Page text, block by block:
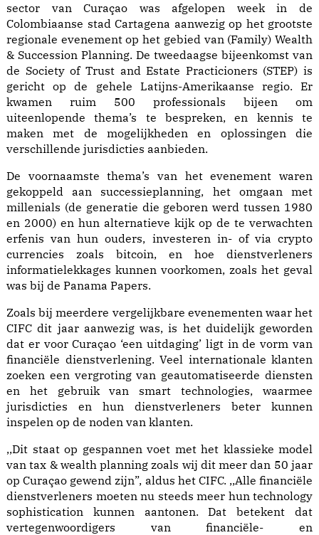
sector van Curaçao was afgelopen week in de
Colombiaanse stad Cartagena aanwezig op het grootste
regionale evenement op het gebied van (Family) Wealth
& Succession Planning. De tweedaagse bijeenkomst van
de Society of Trust and Estate Practicioners (STEP) is
gericht op de gehele Latijns-Amerikaanse regio. Er
kwamen ruim 500 professionals bijeen om
uiteenlopende thema’s te bespreken, en kennis te
maken met de mogelijkheden en oplossingen die
verschillende jurisdicties aanbieden.
De voornaamste thema’s van het evenement waren
gekoppeld aan successieplanning, het omgaan met
millenials (de generatie die geboren werd tussen 1980
en 2000) en hun alternatieve kijk op de te verwachten
erfenis van hun ouders, investeren in- of via crypto
currencies zoals bitcoin, en hoe dienstverleners
informatielekkages kunnen voorkomen, zoals het geval
was bij de Panama Papers.
Zoals bij meerdere vergelijkbare evenementen waar het
CIFC dit jaar aanwezig was, is het duidelijk geworden
dat er voor Curaçao ‘een uitdaging’ ligt in de vorm van
financiële dienstverlening. Veel internationale klanten
zoeken een vergroting van geautomatiseerde diensten
en het gebruik van smart technologies, waarmee
jurisdicties en hun dienstverleners beter kunnen
inspelen op de noden van klanten.
,,Dit staat op gespannen voet met het klassieke model
van tax & wealth planning zoals wij dit meer dan 50 jaar
op Curaçao gewend zijn”, aldus het CIFC. ,,Alle financiële
dienstverleners moeten nu steeds meer hun technology
sophistication kunnen aantonen. Dat betekent dat
vertegenwoordigers van financiële- en